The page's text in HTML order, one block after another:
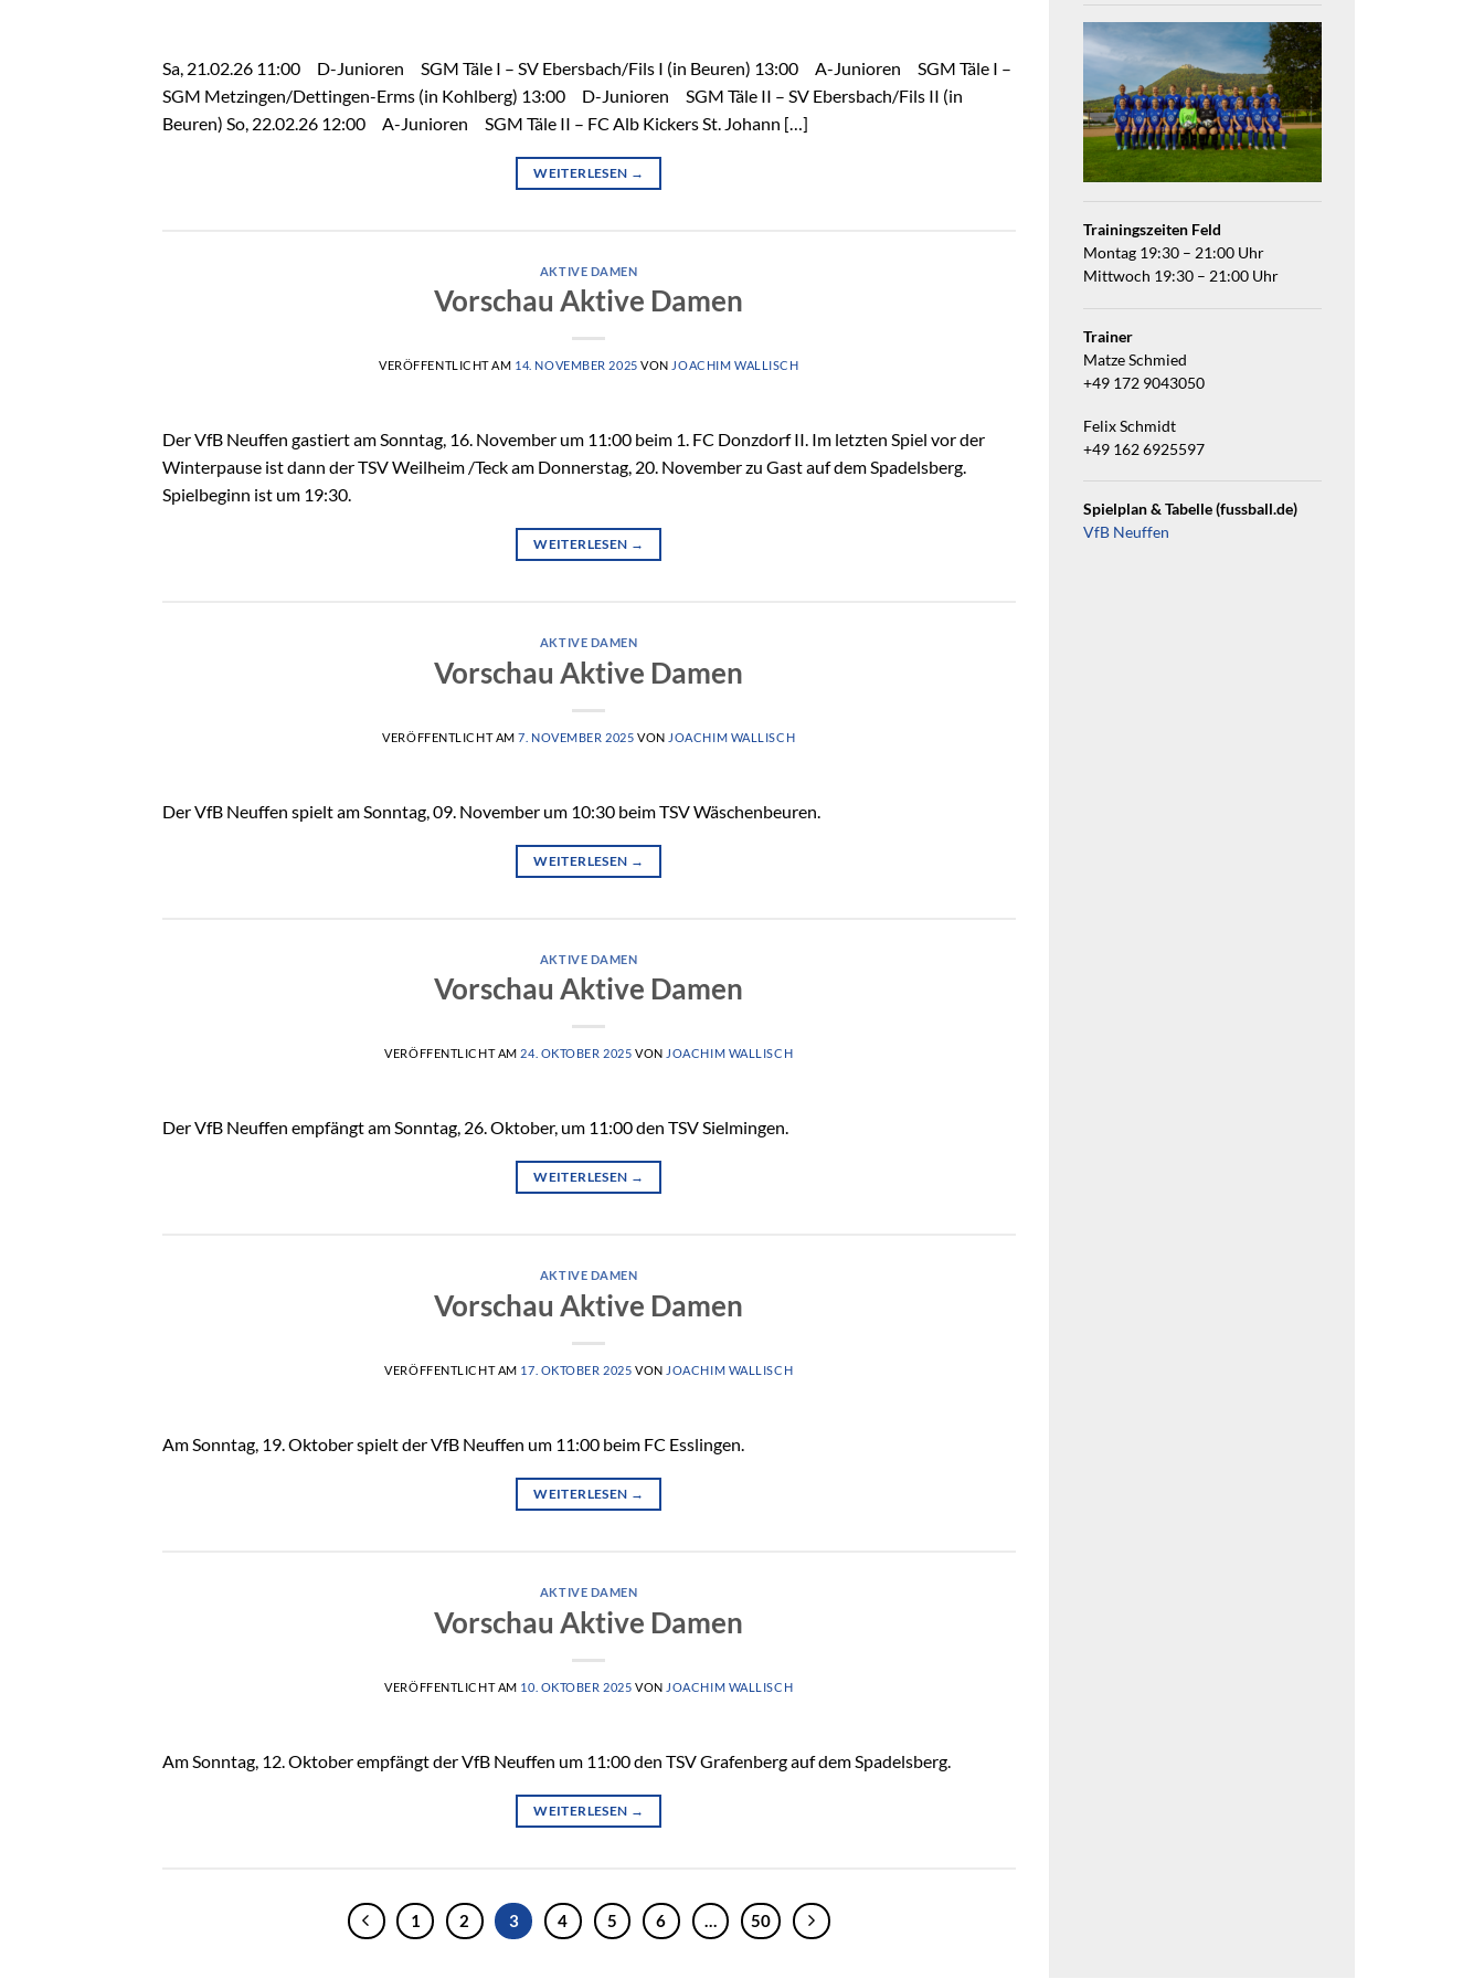
Sa, 21.02.26 11:00 D-Junioren SGM Täle I – SV Ebersbach/Fils I (in Beuren) 13:00 A-Junioren SGM Täle I –
SGM Metzingen/Dettingen-Erms (in Kohlberg) 13:00 D-Junioren SGM Täle II – SV Ebersbach/Fils II (in
Beuren) So, 22.02.26 12:00 A-Junioren SGM Täle II – FC Alb Kickers St. Johann […]
WEITERLESEN →
AKTIVE DAMEN
Vorschau Aktive Damen
VERÖFFENTLICHT AM 14. NOVEMBER 2025 VON JOACHIM WALLISCH
Der VfB Neuffen gastiert am Sonntag, 16. November um 11:00 beim 1. FC Donzdorf II. Im letzten Spiel vor der
Winterpause ist dann der TSV Weilheim /Teck am Donnerstag, 20. November zu Gast auf dem Spadelsberg.
Spielbeginn ist um 19:30.
WEITERLESEN →
AKTIVE DAMEN
Vorschau Aktive Damen
VERÖFFENTLICHT AM7. NOVEMBER 2025 VON JOACHIM WALLISCH
Der VfB Neuffen spielt am Sonntag, 09. November um 10:30 beim TSV Wäschenbeuren.
WEITERLESEN →
AKTIVE DAMEN
Vorschau Aktive Damen
VERÖFFENTLICHT AM 24. OKTOBER 2025 VON JOACHIM WALLISCH
Der VfB Neuffen empfängt am Sonntag, 26. Oktober, um 11:00 den TSV Sielmingen.
WEITERLESEN →
AKTIVE DAMEN
Vorschau Aktive Damen
VERÖFFENTLICHT AM 17. OKTOBER 2025 VON JOACHIM WALLISCH
Am Sonntag, 19. Oktober spielt der VfB Neuffen um 11:00 beim FC Esslingen.
WEITERLESEN →
AKTIVE DAMEN
Vorschau Aktive Damen
VERÖFFENTLICHT AM 10. OKTOBER 2025 VON JOACHIM WALLISCH
Am Sonntag, 12. Oktober empfängt der VfB Neuffen um 11:00 den TSV Grafenberg auf dem Spadelsberg.
WEITERLESEN →
1 2 3 4 5 6 50
Trainingszeiten Feld
Montag 19:30 – 21:00 Uhr
Mittwoch 19:30 – 21:00 Uhr
Trainer
Matze Schmied
+49 172 9043050
Felix Schmidt
+49 162 6925597
Spielplan & Tabelle (fussball.de)
VfB Neuffen